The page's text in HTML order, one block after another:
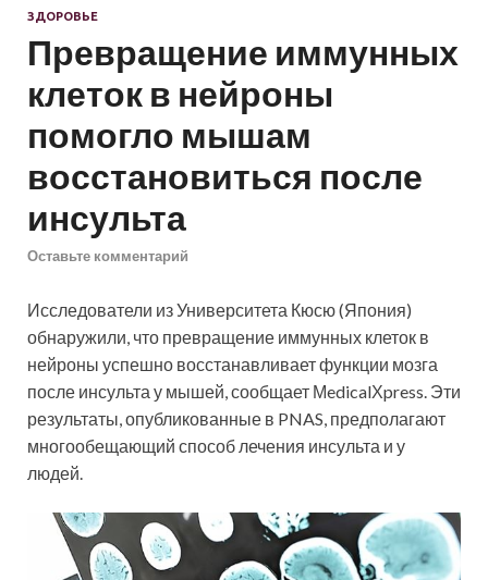
ЗДОРОВЬЕ
Превращение иммунных
клеток в нейроны
помогло мышам
восстановиться после
инсульта
Оставьте комментарий
Исследователи из Университета Кюсю (Япония)
обнаружили, что превращение иммунных клеток в
нейроны успешно восстанавливает функции мозга
после инсульта у мышей, сообщает МedicalХpress. Эти
результаты, опубликованные в PNAS, предполагают
многообещающий способ лечения инсульта и у
людей.